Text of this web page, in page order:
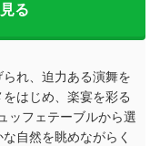
る
れ、迫力ある演舞を
はじめ、楽宴を彩る
ッフェテーブルから選
自然を眺めながらく